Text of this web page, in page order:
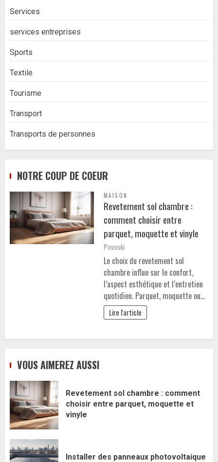
Services
services entreprises
Sports
Textile
Tourisme
Transport
Transports de personnes
NOTRE COUP DE COEUR
MAISON
Revetement sol chambre :
comment choisir entre
parquet, moquette et vinyle
Povoski
Le choix du revetement sol
chambre influe sur le confort,
l’aspect esthétique et l’entretien
quotidien. Parquet, moquette ou…
Lire l'article
VOUS AIMEREZ AUSSI
Revetement sol chambre : comment
choisir entre parquet, moquette et
vinyle
Installer des panneaux photovoltaique